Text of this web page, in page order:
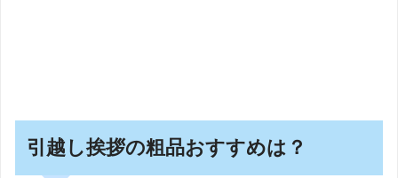
引越し挨拶の粗品おすすめは？